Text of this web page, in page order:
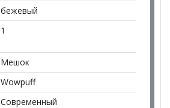
бежевый
1
Мешок
Wowpuff
Современный